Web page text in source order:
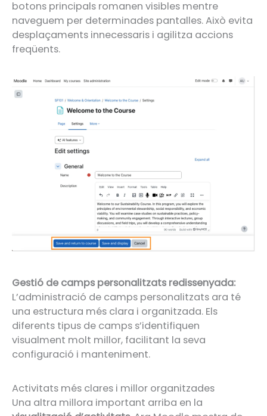
botons principals romanen visibles mentre
naveguem per determinades pantalles. Això evita
desplaçaments innecessaris i agilitza accions
freqüents.
Gestió de camps personalitzats redissenyada:
L’administració de camps personalitzats ara té
una estructura més clara i organitzada. Els
diferents tipus de camps s’identifiquen
visualment molt millor, facilitant la seva
configuració i manteniment.
Activitats més clares i millor organitzades
Una altra millora important arriba en la